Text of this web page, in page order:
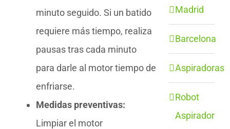
minuto seguido. Si un batido
requiere más tiempo, realiza
pausas tras cada minuto
para darle al motor tiempo de
enfriarse.
Medidas preventivas:
Limpiar el motor
Madrid
Barcelona
Aspiradoras
Robot
Aspirador